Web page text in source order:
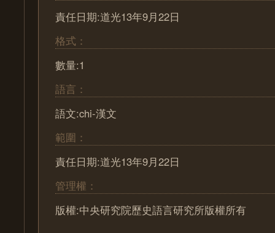
責任日期:道光13年9月22日
格式：
數量:1
語言：
語文:chi-漢文
範圍：
責任日期:道光13年9月22日
管理權：
版權:中央研究院歷史語言研究所版權所有